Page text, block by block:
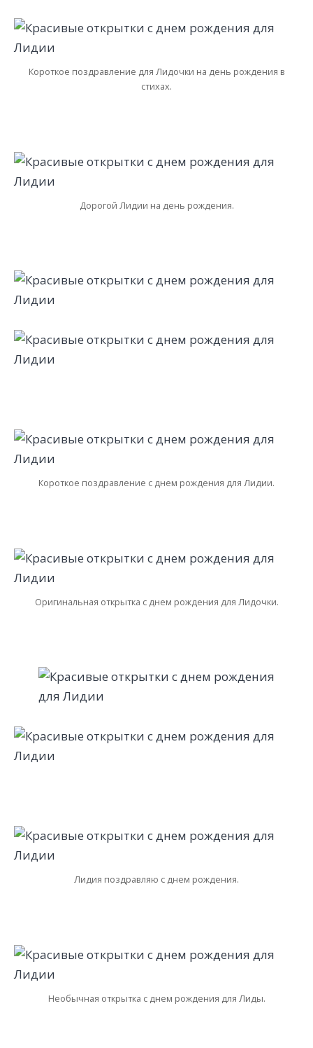
Короткое поздравление для Лидочки на день рождения в
стихах.
Дорогой Лидии на день рождения.
Короткое поздравление с днем рождения для Лидии.
Оригинальная открытка с днем рождения для Лидочки.
Лидия поздравляю с днем рождения.
Необычная открытка с днем рождения для Лиды.